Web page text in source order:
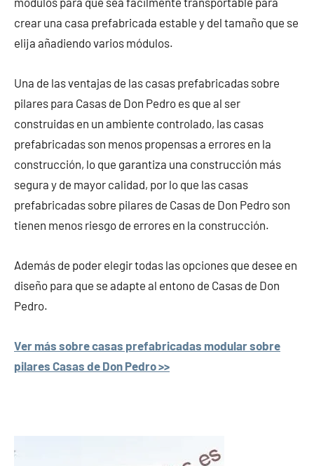
crear una casa prefabricada estable y del tamaño que se
elija añadiendo varios módulos.
Una de las ventajas de las casas prefabricadas sobre
pilares para Casas de Don Pedro es que al ser
construidas en un ambiente controlado, las casas
prefabricadas son menos propensas a errores en la
construcción, lo que garantiza una construcción más
segura y de mayor calidad, por lo que las casas
prefabricadas sobre pilares de Casas de Don Pedro son
tienen menos riesgo de errores en la construcción.
Además de poder elegir todas las opciones que desee en
diseño para que se adapte al entono de Casas de Don
Pedro.
Ver más sobre casas prefabricadas modular sobre
pilares Casas de Don Pedro >>